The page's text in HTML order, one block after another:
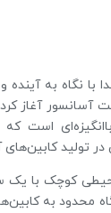
با نگاه به
آسانسور آغاز
است که
تولید کابین‌های